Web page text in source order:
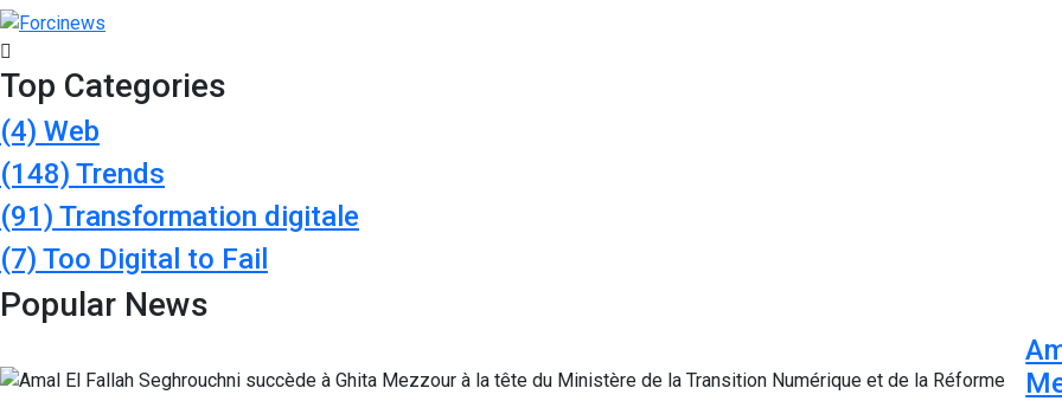
Top Categories
(4) Web
(148) Trends
(91) Transformation digitale
(7) Too Digital to Fail
Popular News